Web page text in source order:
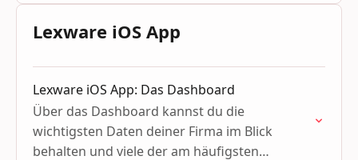
Lexware iOS App
Lexware iOS App: Das Dashboard
Über das Dashboard kannst du die
wichtigsten Daten deiner Firma im Blick
behalten und viele der am häufigsten